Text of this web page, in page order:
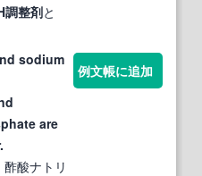
調整剤と
sodium
are
酸ナトリ
例文帳に追加